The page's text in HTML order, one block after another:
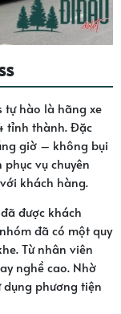
tự hào là hãng xe
tỉnh thành. Đặc
giờ – không bụi
vụ chuyên
khách hàng.
được khách
đã có một quy
Từ nhân viên
nghề cao. Nhờ
dụng phương tiện